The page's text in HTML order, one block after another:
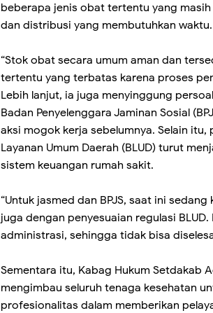
beberapa jenis obat tertentu yang
dan distribusi yang membutuhkan waktu.
“Stok obat secara umum aman dan
tertentu yang terbatas karena proses
Lebih lanjut, ia juga menyinggung
Badan Penyelenggara Jaminan Sosial
aksi mogok kerja sebelumnya. Selain
Layanan Umum Daerah (BLUD) turut
sistem keuangan rumah sakit.
“Untuk jasmed dan BPJS, saat ini
juga dengan penyesuaian regulasi
administrasi, sehingga tidak bisa
Sementara itu, Kabag Hukum Setdakab
mengimbau seluruh tenaga kesehatan
profesionalitas dalam memberikan